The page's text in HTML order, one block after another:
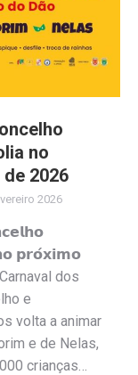
no
2026
2026
𝗻𝗼 𝗽𝗿𝗼́𝘅𝗶𝗺𝗼
dos
e
volta a animar
e de Nelas,
crianças…